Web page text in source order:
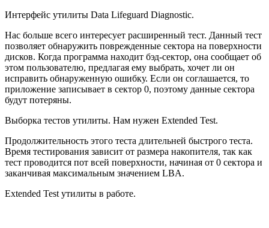
Интерфейс утилиты Data Lifeguard Diagnostic.
Нас больше всего интересует расширенный тест. Данный тест
позволяет обнаружить поврежденные сектора на поверхности
дисков. Когда программа находит бэд-сектор, она сообщает об
этом пользователю, предлагая ему выбрать, хочет ли он
исправить обнаруженную ошибку. Если он соглашается, то
приложение записывает в сектор 0, поэтому данные сектора
будут потеряны.
Выборка тестов утилиты. Нам нужен Extended Test.
Продолжительность этого теста длительней быстрого теста.
Время тестирования зависит от размера накопителя, так как
тест проводится пот всей поверхности, начиная от 0 сектора и
заканчивая максимальным значением LBA.
Extended Test утилиты в работе.